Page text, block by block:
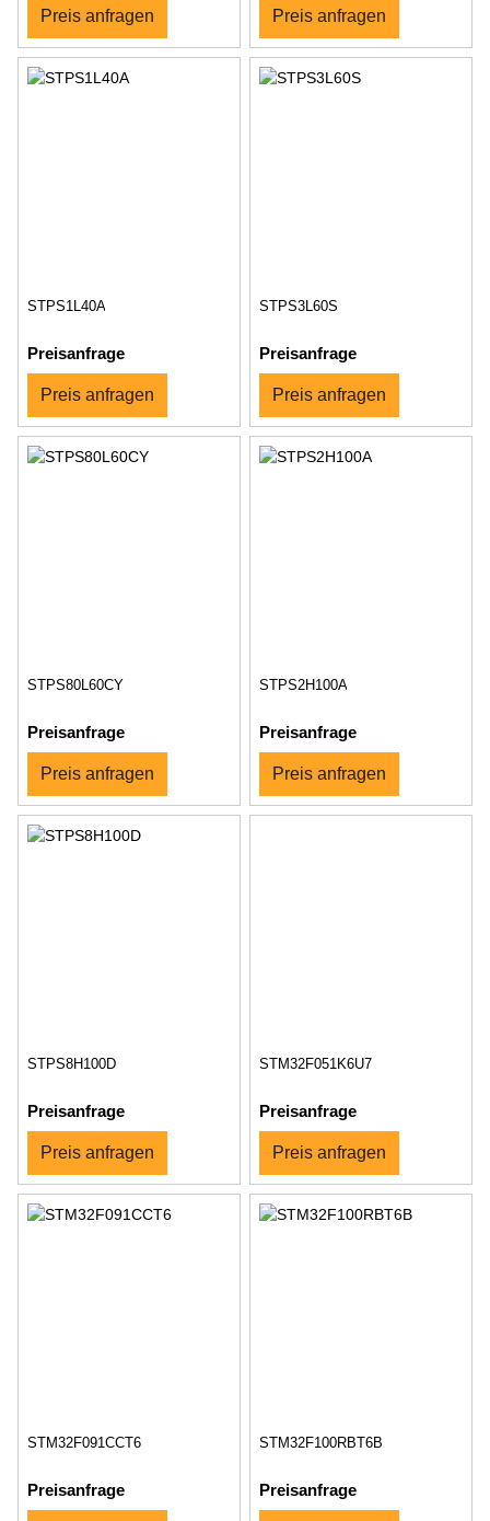
Preis anfragen Preis anfragen
STPS1L40A
Preisanfrage
Preis anfragen
STPS3L60S
Preisanfrage
Preis anfragen
STPS80L60CY
Preisanfrage
Preis anfragen
STPS2H100A
Preisanfrage
Preis anfragen
STPS8H100D
Preisanfrage
Preis anfragen
STM32F051K6U7
Preisanfrage
Preis anfragen
STM32F091CCT6
Preisanfrage
STM32F100RBT6B
Preisanfrage